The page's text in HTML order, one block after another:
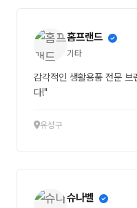
홈프랜드
기타
감각적인 생활용품 전문 브
다!"
유성구
슈나벨